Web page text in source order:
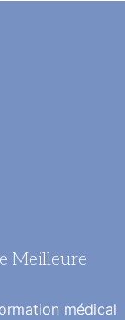
Meilleure
médical